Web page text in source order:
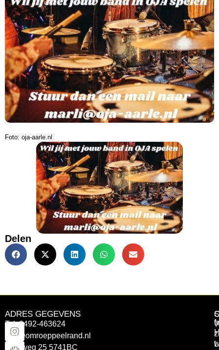
Foto: oja-aarle.nl
Delen
ADRES GEGEVENS
Tel: 0492-463624
info@omroeppeelrand.nl
Otterweg 25 5741BC